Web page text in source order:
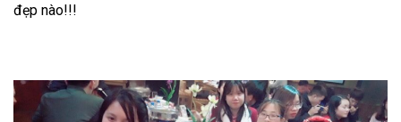
đẹp nào!!!